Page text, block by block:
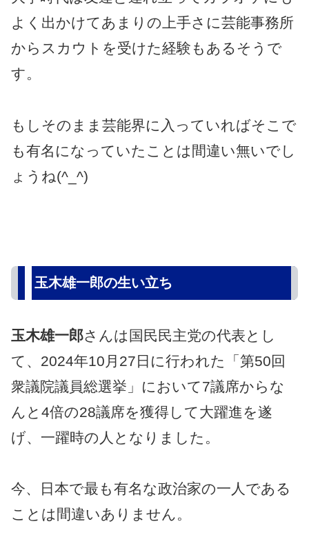
よく出かけてあまりの上手さに芸能事務所
からスカウトを受けた経験もあるそうで
す。
もしそのまま芸能界に入っていればそこで
も有名になっていたことは間違い無いでし
ょうね(^_^)
玉木雄一郎の生い立ち
玉木雄一郎さんは国民民主党の代表とし
て、2024年10月27日に行われた「第50回
衆議院議員総選挙」において7議席からな
んと4倍の28議席を獲得して大躍進を遂
げ、一躍時の人となりました。
今、日本で最も有名な政治家の一人である
ことは間違いありません。